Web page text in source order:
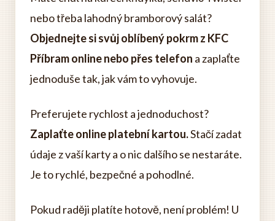
nebo třeba lahodný bramborový salát?
Objednejte si svůj oblíbený pokrm z KFC
Příbram online nebo přes telefon a zaplaťte
jednoduše tak, jak vám to vyhovuje.
Preferujete rychlost a jednoduchost?
Zaplaťte online platební kartou.Stačí zadat
údaje z vaší karty a o nic dalšího se nestaráte.
Je to rychlé, bezpečné a pohodlné.
Pokud raději platíte hotově, není problém! U